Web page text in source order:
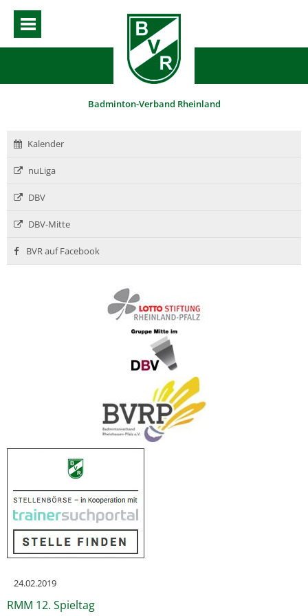
Badminton-Verband Rheinland
Kalender
nuLiga
DBV
DBV-Mitte
BVR auf Facebook
24.02.2019
RMM 12. Spieltag